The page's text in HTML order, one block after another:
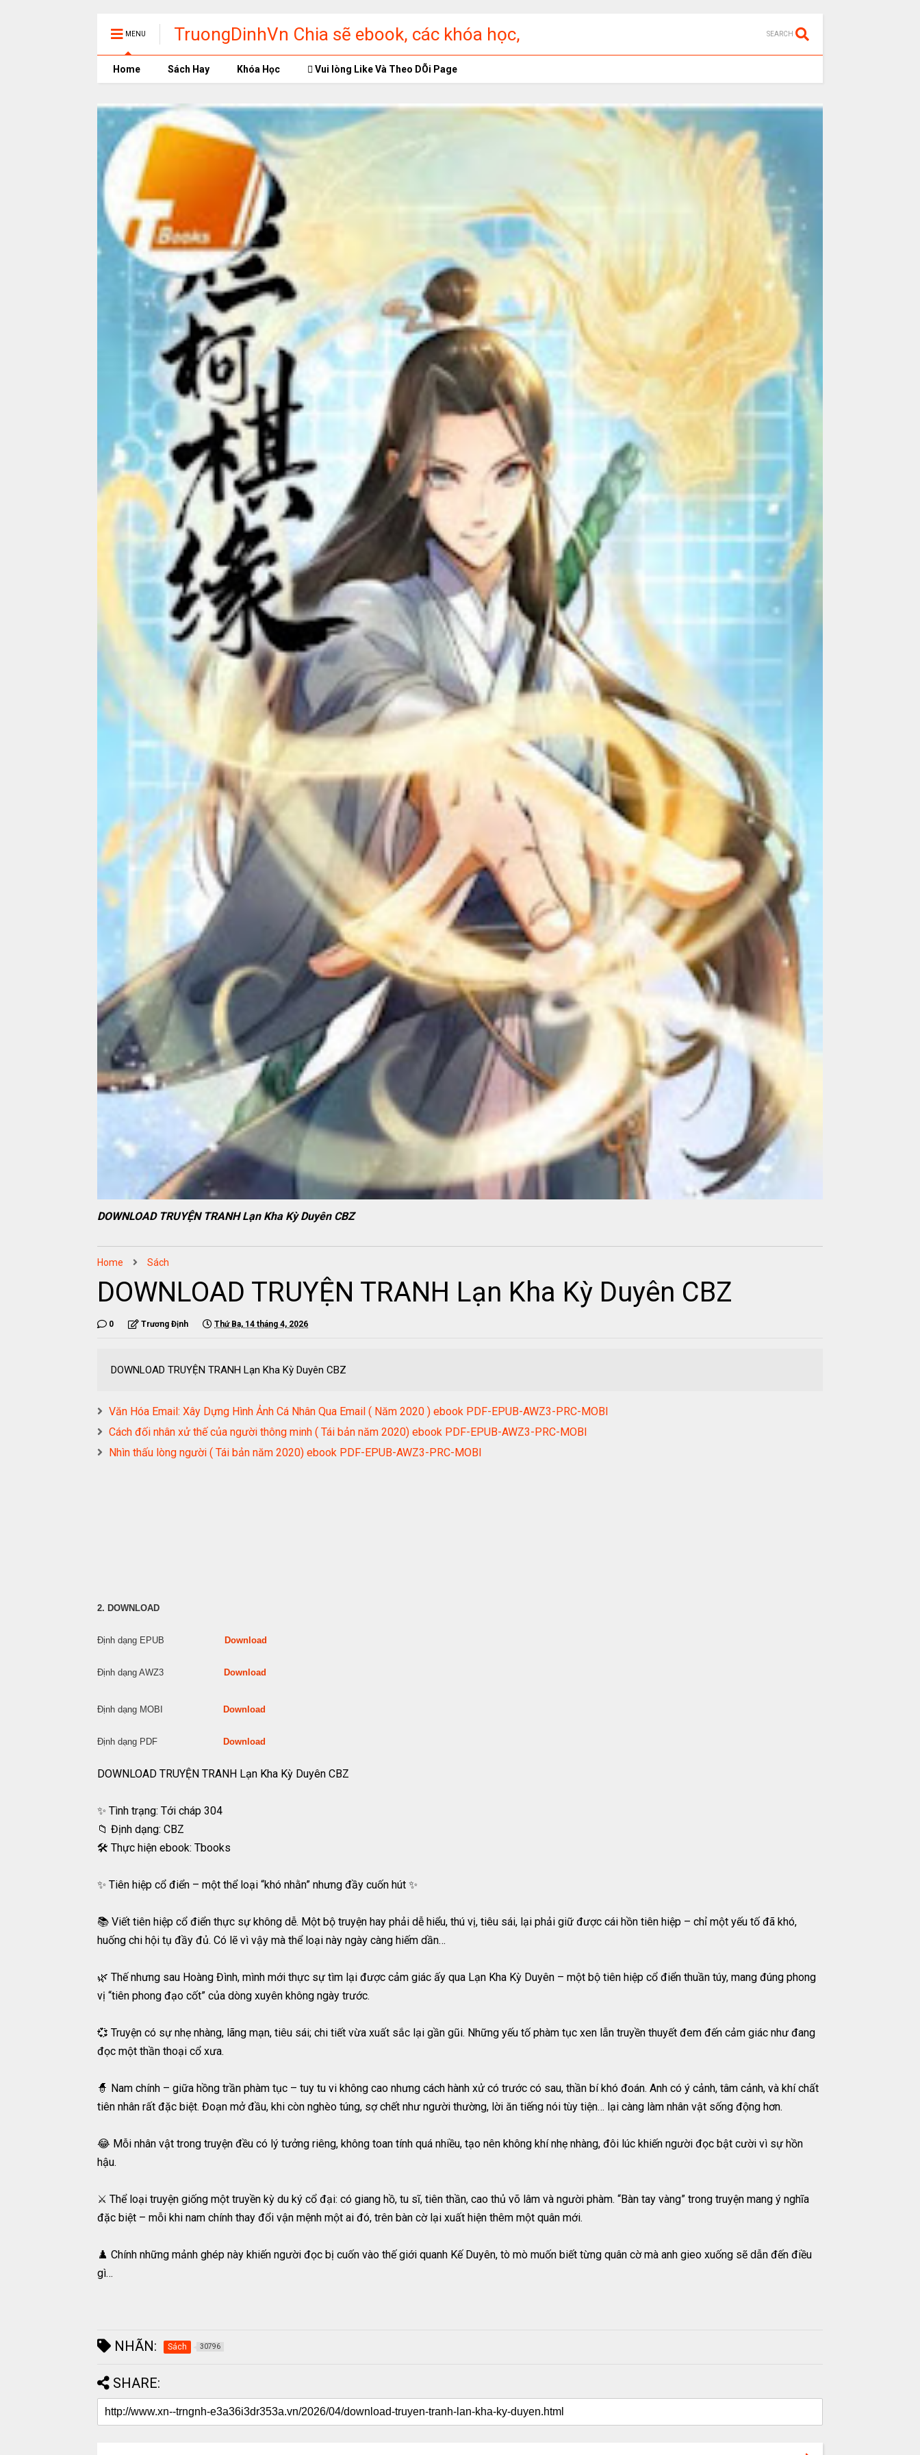
MENU
TruongDinhVn Chia sẽ ebook, các khóa học,
phần mềm học tập miễn phí
SEARCH
Home Sách Hay Khóa Học Vui lòng Like Và Theo DÕi Page
DOWNLOAD TRUYỆN TRANH Lạn Kha Kỳ Duyên CBZ
Home Sách
DOWNLOAD TRUYỆN TRANH Lạn Kha Kỳ Duyên CBZ
0 Trương Định Thứ Ba, 14 tháng 4, 2026
DOWNLOAD TRUYỆN TRANH Lạn Kha Kỳ Duyên CBZ
Văn Hóa Email: Xây Dựng Hình Ảnh Cá Nhân Qua Email ( Năm 2020 ) ebook PDF-EPUB-AWZ3-PRC-MOBI
Cách đối nhân xử thế của người thông minh ( Tái bản năm 2020) ebook PDF-EPUB-AWZ3-PRC-MOBI
Nhìn thấu lòng người ( Tái bản năm 2020) ebook PDF-EPUB-AWZ3-PRC-MOBI
2. DOWNLOAD
Định dạng EPUB Download
Định dạng AWZ3 Download
Định dạng MOBI Download
Định dạng PDF Download
DOWNLOAD TRUYỆN TRANH Lạn Kha Kỳ Duyên CBZ
✨ Tình trạng: Tới cháp 304
📁 Định dạng: CBZ
🛠️ Thực hiện ebook: Tbooks
✨ Tiên hiệp cổ điển – một thể loại “khó nhằn” nhưng đầy cuốn hút ✨
📚 Viết tiên hiệp cổ điển thực sự không dễ. Một bộ truyện hay phải dễ hiểu, thú vị, tiêu sái, lại phải giữ được cái hồn tiên hiệp – chỉ một yếu tố đã khó,
huống chi hội tụ đầy đủ. Có lẽ vì vậy mà thể loại này ngày càng hiếm dần…
🌿 Thế nhưng sau Hoàng Đình, mình mới thực sự tìm lại được cảm giác ấy qua Lạn Kha Kỳ Duyên – một bộ tiên hiệp cổ điển thuần túy, mang đúng phong
vị “tiên phong đạo cốt” của dòng xuyên không ngày trước.
💞 Truyện có sự nhẹ nhàng, lãng mạn, tiêu sái; chi tiết vừa xuất sắc lại gần gũi. Những yếu tố phàm tục xen lẫn truyền thuyết đem đến cảm giác như đang
đọc một thần thoại cổ xưa.
🧙 Nam chính – giữa hồng trần phàm tục – tuy tu vi không cao nhưng cách hành xử có trước có sau, thần bí khó đoán. Anh có ý cảnh, tâm cảnh, và khí chất
tiên nhân rất đặc biệt. Đoạn mở đầu, khi còn nghèo túng, sợ chết như người thường, lời ăn tiếng nói tùy tiện… lại càng làm nhân vật sống động hơn.
😂 Mỗi nhân vật trong truyện đều có lý tưởng riêng, không toan tính quá nhiều, tạo nên không khí nhẹ nhàng, đôi lúc khiến người đọc bật cười vì sự hồn
hậu.
⚔️ Thể loại truyện giống một truyền kỳ du ký cổ đại: có giang hồ, tu sĩ, tiên thần, cao thủ võ lâm và người phàm. “Bàn tay vàng” trong truyện mang ý nghĩa
đặc biệt – mỗi khi nam chính thay đổi vận mệnh một ai đó, trên bàn cờ lại xuất hiện thêm một quân mới.
♟️ Chính những mảnh ghép này khiến người đọc bị cuốn vào thế giới quanh Kế Duyên, tò mò muốn biết từng quân cờ mà anh gieo xuống sẽ dẫn đến điều
gì…
NHÃN: Sách 30796
SHARE: